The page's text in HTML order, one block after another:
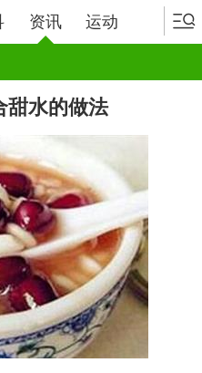
资讯 运动
甜水的做法